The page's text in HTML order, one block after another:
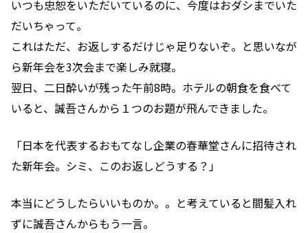
いつも忠恕をいただいているのに、今度はおダシまでいた
だいちゃって。
これはただ、お返しするだけじゃ足りないぞ。と思いなが
ら新年会を3次会まで楽しみ就寝。
翌日、二日酔いが残った午前8時。ホテルの朝食を食べて
いると、誠吾さんから１つのお題が飛んできました。
「日本を代表するおもてなし企業の春華堂さんに招待され
た新年会。シミ、このお返しどうする？」
本当にどうしたらいいものか。。と考えていると間髪入れ
ずに誠吾さんからもう一言。